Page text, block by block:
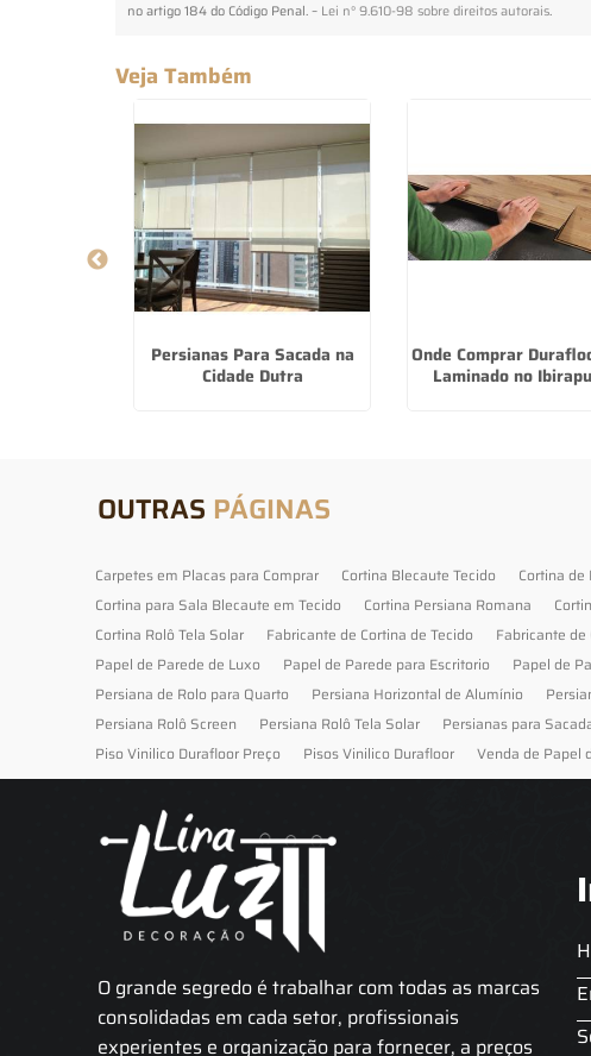
no artigo 184 do Código Penal. – Lei n° 9.610-98 sobre direitos autorais.
Veja Também
Persianas Para Sacada na
Cidade Dutra
Onde Comprar
Laminado no
OUTRAS PÁGINAS
Carpetes em Placas para Comprar Cortina Blecaute Tecido Cortina de
Cortina para Sala Blecaute em Tecido
Cortina Persiana Romana
Cortina Rolô Tela Solar
Fabricante de Cortina de Tecido Fabricante de
Papel de Parede de Luxo
Papel de Parede para Escritorio Papel de
Persiana de Rolo para Quarto
Persiana Horizontal de Alumínio
Persiana Rolô Screen
Persiana Rolô Tela Solar Persianas para
Piso Vinilico Durafloor Preço
Pisos Vinilico Durafloor Venda de Papel
O grande segredo é trabalhar com todas as marcas
consolidadas em cada setor, profissionais
experientes e organização para fornecer, a preços